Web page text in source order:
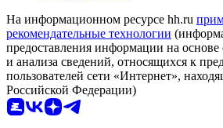
На информационном ресурсе hh.ru
рекомендательные технологии
предоставления информации на основе
и анализа сведений, относящихся к
пользователей сети «Интернет»,
Российской Федерации)